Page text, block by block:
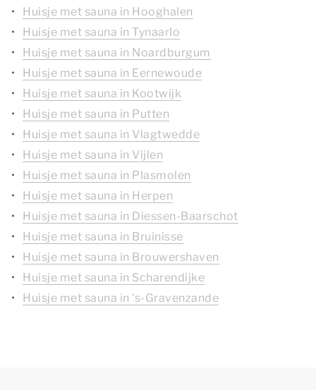
Huisje met sauna in Hooghalen
Huisje met sauna in Tynaarlo
Huisje met sauna in Noardburgum
Huisje met sauna in Eernewoude
Huisje met sauna in Kootwijk
Huisje met sauna in Putten
Huisje met sauna in Vlagtwedde
Huisje met sauna in Vijlen
Huisje met sauna in Plasmolen
Huisje met sauna in Herpen
Huisje met sauna in Diessen-Baarschot
Huisje met sauna in Bruinisse
Huisje met sauna in Brouwershaven
Huisje met sauna in Scharendijke
Huisje met sauna in 's-Gravenzande